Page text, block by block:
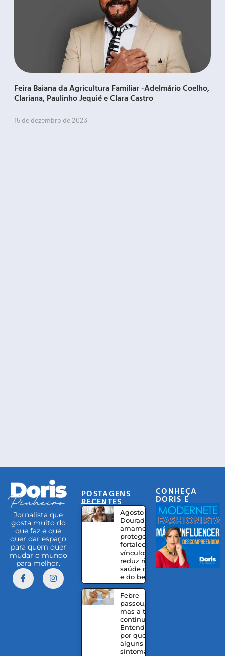
Feira Baiana da Agricultura Familiar -Adelmário Coelho,
Clariana, Paulinho Jequié e Clara Castro
15 de dezembro de 2023
Jornalista que
gosta muito do
que faz e que
quer dar espaço
para quem quer
mudar o mundo
para melhor.
POSTAGENS
RECENTES
Agosto
Dourado:
amamentação
protege,
fortalece
vínculos e
reduz riscos à
saúde da mãe
e do bebê
Febre
passou,
mas a tosse
continua?
Entenda
por que
alguns
sintomas
CONHEÇA
DORIS E
EQUIPE